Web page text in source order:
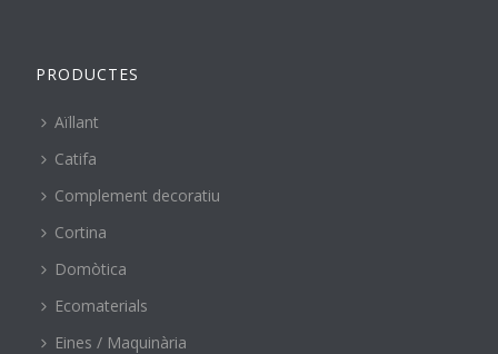
PRODUCTES
Aïllant
Catifa
Complement decoratiu
Cortina
Domòtica
Ecomaterials
Eines / Maquinària